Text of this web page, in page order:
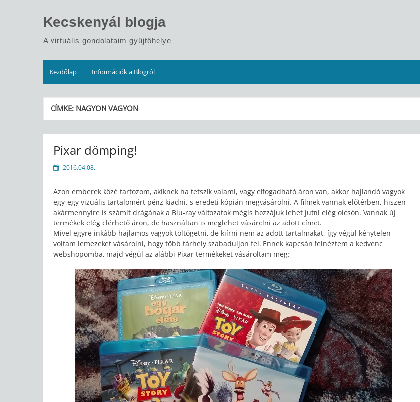
Kecskenyál blogja
A virtuális gondolataim gyűjtőhelye
Kezdőlap Információk a Blogról
CÍMKE: NAGYON VAGYON
Pixar dömping!
2016.04.08.
Azon emberek közé tartozom, akiknek ha tetszik valami, vagy elfogadható áron van, akkor hajlandó vagyok
egy-egy vizuális tartalomért pénz kiadni, s eredeti kópián megvásárolni. A filmek vannak előtérben, hiszen
akármennyire is számít drágának a Blu-ray változatok mégis hozzájuk lehet jutni elég olcsón. Vannak új
termékek elég elérhető áron, de használtan is meglehet vásárolni az adott címet.
Mivel egyre inkább hajlamos vagyok töltögetni, de kiírni nem az adott tartalmakat, így végül kénytelen
voltam lemezeket vásárolni, hogy több tárhely szabaduljon fel. Ennek kapcsán felnéztem a kedvenc
webshopomba, majd végül az alábbi Pixar termékeket vásároltam meg: